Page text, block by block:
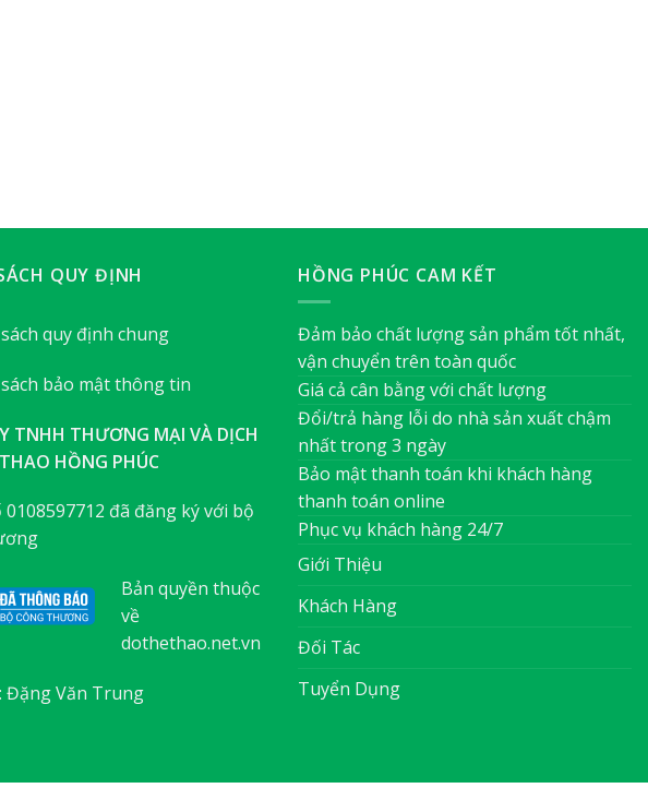
QUY ĐỊNH
quy định chung
bảo mật thông tin
TNHH THƯƠNG MẠI VÀ DỊCH
HỒNG PHÚC
0108597712 đã đăng ký với bộ
Bản quyền thuộc
về
dothethao.net.vn
Đặng Văn Trung
HỒNG PHÚC CAM KẾT
Đảm bảo chất lượng sản phẩm tốt nhất,
vận chuyển trên toàn quốc
Giá cả cân bằng với chất lượng
Đổi/trả hàng lỗi do nhà sản xuất chậm
nhất trong 3 ngày
Bảo mật thanh toán khi khách hàng
thanh toán online
Phục vụ khách hàng 24/7
Giới Thiệu
Khách Hàng
Đối Tác
Tuyển Dụng